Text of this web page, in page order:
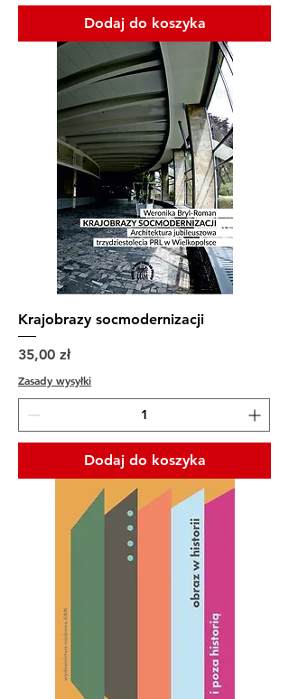
Dodaj do koszyka
Krajobrazy socmodernizacji
Cena
35,00 zł
Zasady wysyłki
Dodaj do koszyka